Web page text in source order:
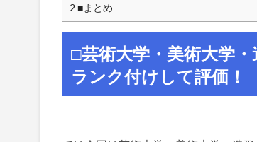
2■まとめ
□芸術大学・美術大学
ランク付けして評価！